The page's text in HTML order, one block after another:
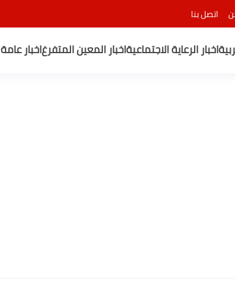
اتصل بنا
اخبار الرعاية الاجتماعيةاخبار المعين المتفرغاخبار عامة